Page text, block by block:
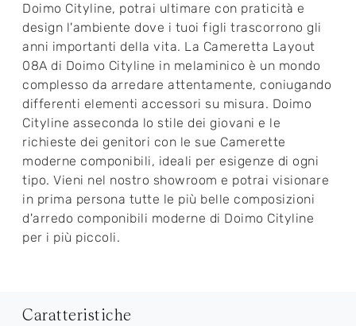
Doimo Cityline, potrai ultimare con praticità e
design l'ambiente dove i tuoi figli trascorrono gli
anni importanti della vita. La Cameretta Layout
08A di Doimo Cityline in melaminico è un mondo
complesso da arredare attentamente, coniugando
differenti elementi accessori su misura. Doimo
Cityline asseconda lo stile dei giovani e le
richieste dei genitori con le sue Camerette
moderne componibili, ideali per esigenze di ogni
tipo. Vieni nel nostro showroom e potrai visionare
in prima persona tutte le più belle composizioni
d'arredo componibili moderne di Doimo Cityline
per i più piccoli.
Caratteristiche